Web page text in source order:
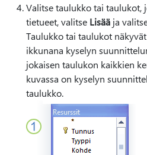
Valitse taulukko tai taulukot,
tietueet, valitse Lisää ja
Taulukko tai taulukot
ikkunana kyselyn
jokaisen taulukon kaikkien
kuvassa on kyselyn
taulukko.